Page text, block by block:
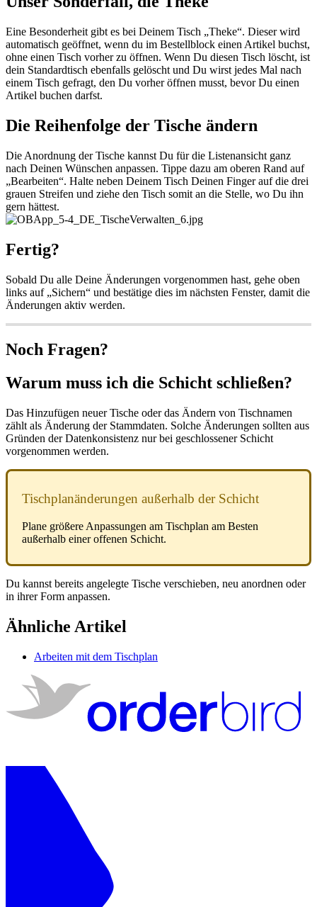
Eine Besonderheit gibt es bei Deinem Tisch „Theke“. Dieser wird
automatisch geöffnet, wenn du im Bestellblock einen Artikel buchst,
ohne einen Tisch vorher zu öffnen. Wenn Du diesen Tisch löscht, ist
dein Standardtisch ebenfalls gelöscht und Du wirst jedes Mal nach
einem Tisch gefragt, den Du vorher öffnen musst, bevor Du einen
Artikel buchen darfst.
Die Reihenfolge der Tische ändern
Die Anordnung der Tische kannst Du für die Listenansicht ganz
nach Deinen Wünschen anpassen. Tippe dazu am oberen Rand auf
„Bearbeiten“. Halte neben Deinem Tisch Deinen Finger auf die drei
grauen Streifen und ziehe den Tisch somit an die Stelle, wo Du ihn
gern hättest.
Fertig?
Sobald Du alle Deine Änderungen vorgenommen hast, gehe oben
links auf „Sichern“ und bestätige dies im nächsten Fenster, damit die
Änderungen aktiv werden.
Noch Fragen?
Warum muss ich die Schicht schließen?
Das Hinzufügen neuer Tische oder das Ändern von Tischnamen
zählt als Änderung der Stammdaten. Solche Änderungen sollten aus
Gründen der Datenkonsistenz nur bei geschlossener Schicht
vorgenommen werden.
Tischplanänderungen außerhalb der Schicht
Plane größere Anpassungen am Tischplan am Besten
außerhalb einer offenen Schicht.
Du kannst bereits angelegte Tische verschieben, neu anordnen oder
in ihrer Form anpassen.
Ähnliche Artikel
Arbeiten mit dem Tischplan